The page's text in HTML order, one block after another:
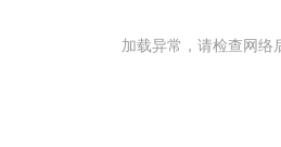
加载异常，请检查网络